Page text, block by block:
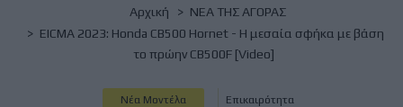
Breadcrumb
Αρχική
NΕΑ ΤΗΣ ΑΓΟΡΑΣ
EICMA 2023: Honda CB500 Hornet - Η μεσαία σφήκα με βάση
το πρώην CB500F [Video]
Νέα Μοντέλα Επικαιρότητα